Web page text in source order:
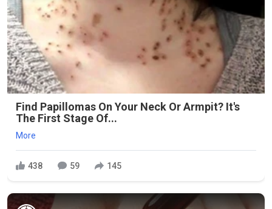
Find Papillomas On Your Neck Or Armpit? It's
The First Stage Of...
More
438 59 145